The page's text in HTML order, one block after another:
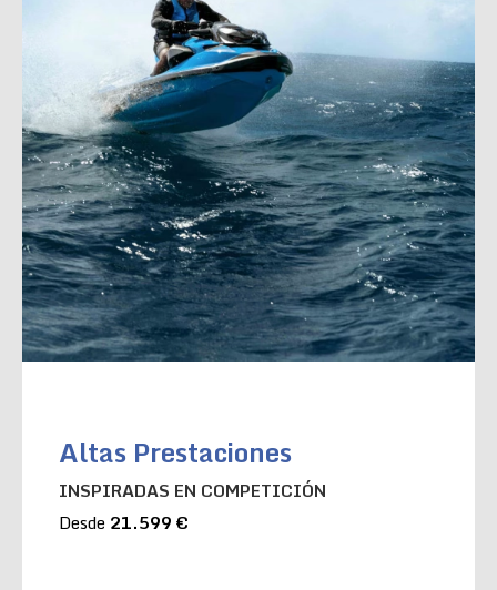
Altas Prestaciones
INSPIRADAS EN COMPETICIÓN
Desde 21.599 €